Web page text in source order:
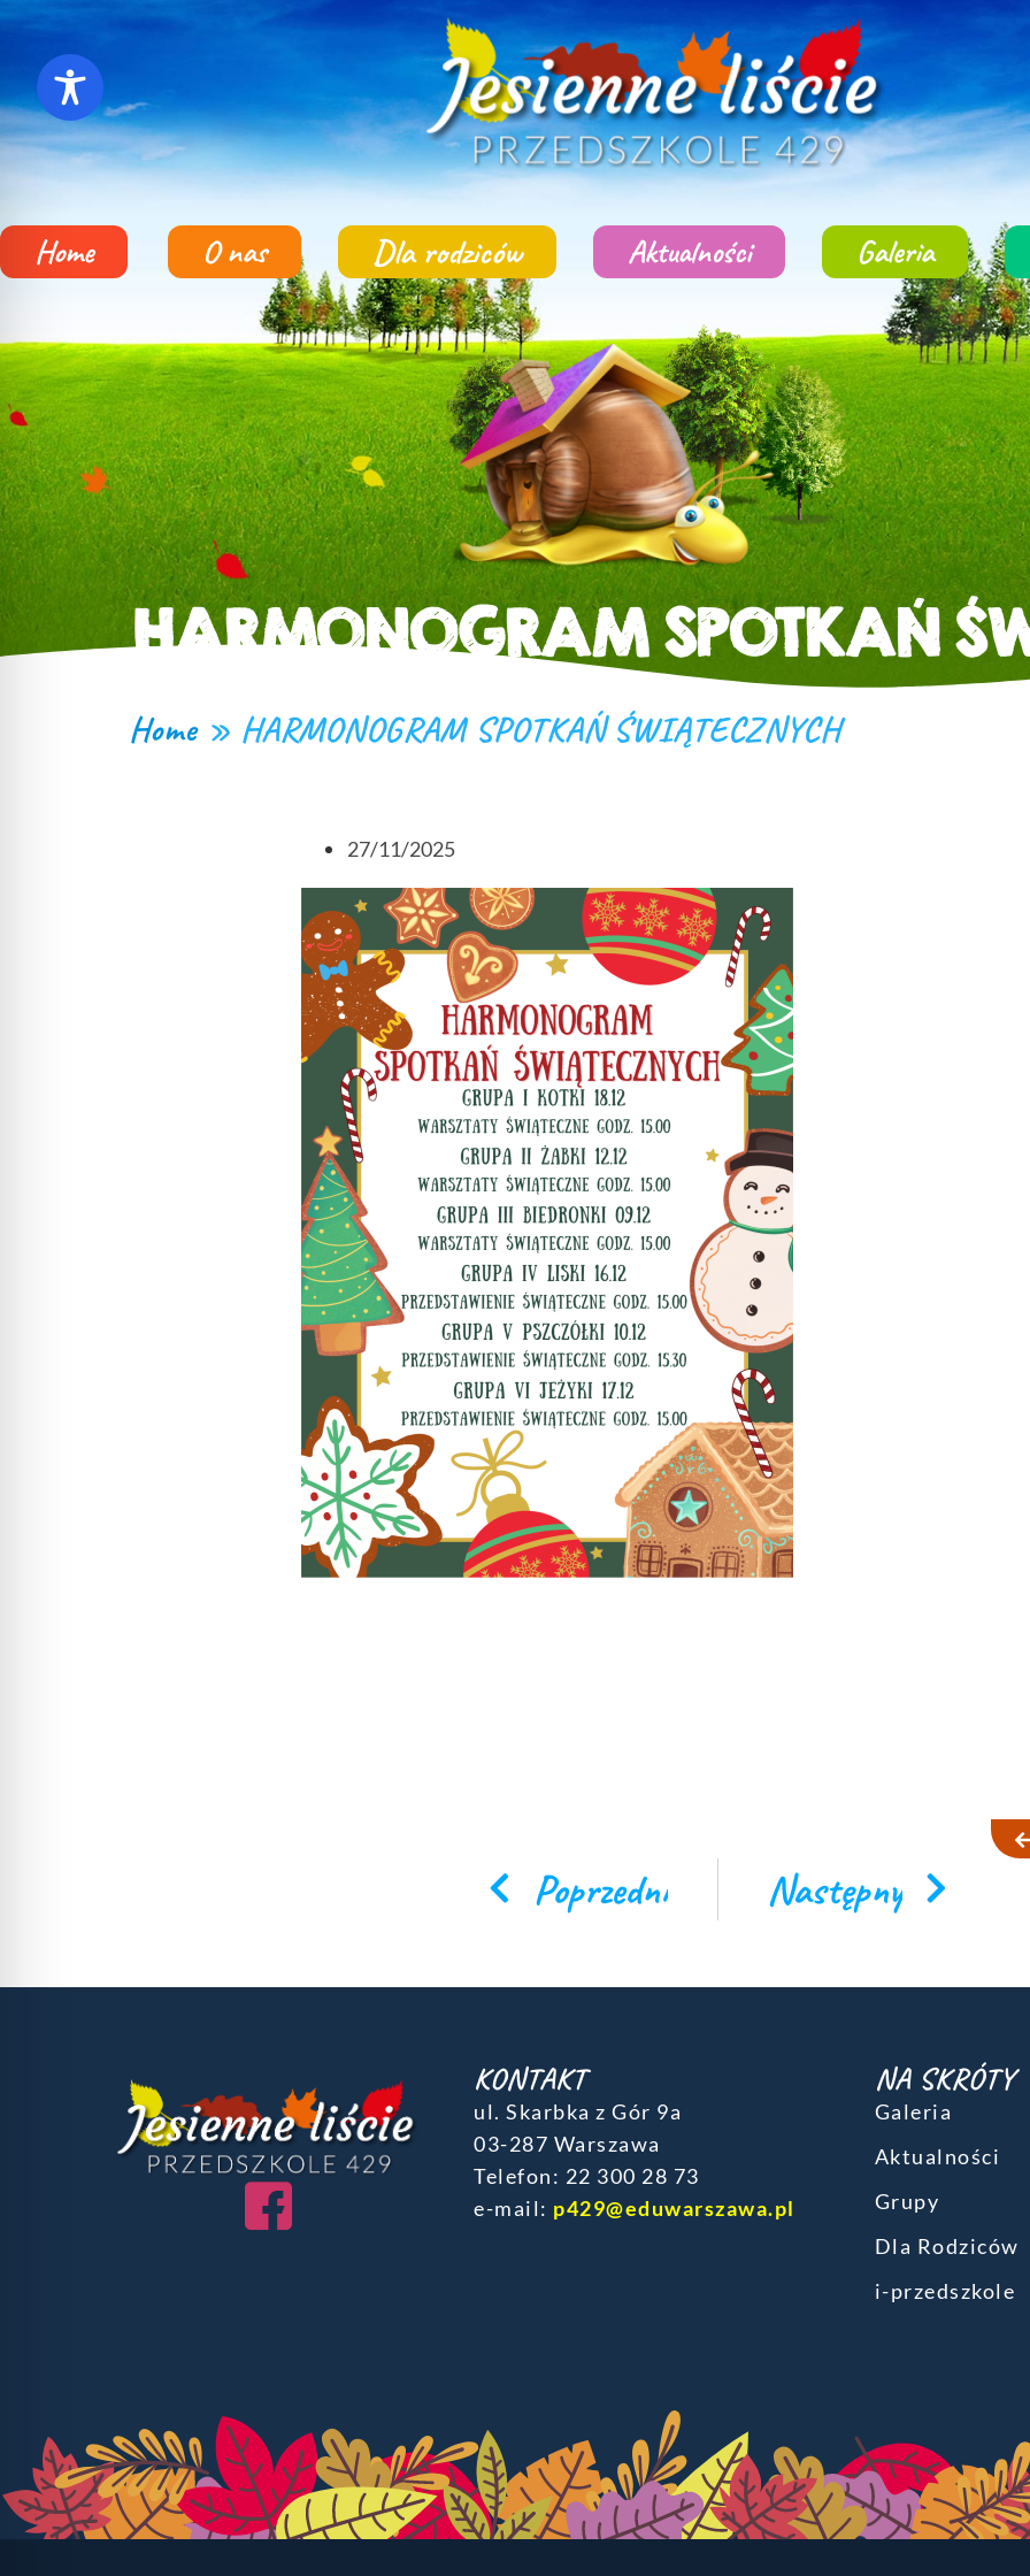
Home O nas Dla rodziców Aktualności Galeria
HARMONOGRAM SPOTKAŃ
Home» HARMONOGRAM SPOTKAŃ ŚWIĄTECZNYCH
27/11/2025
Poprzedni Następny
KONTAKT
ul. Skarbka z Gór 9a
03-287 Warszawa
Telefon: ‎22 300 28 73
e-mail: p429@eduwarszawa.pl
NA SKRÓTY
Galeria
Aktualności
Grupy
Dla Rodziców
i-przedszkole